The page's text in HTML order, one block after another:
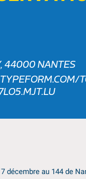
44000 NANTES
décembre au 144 de